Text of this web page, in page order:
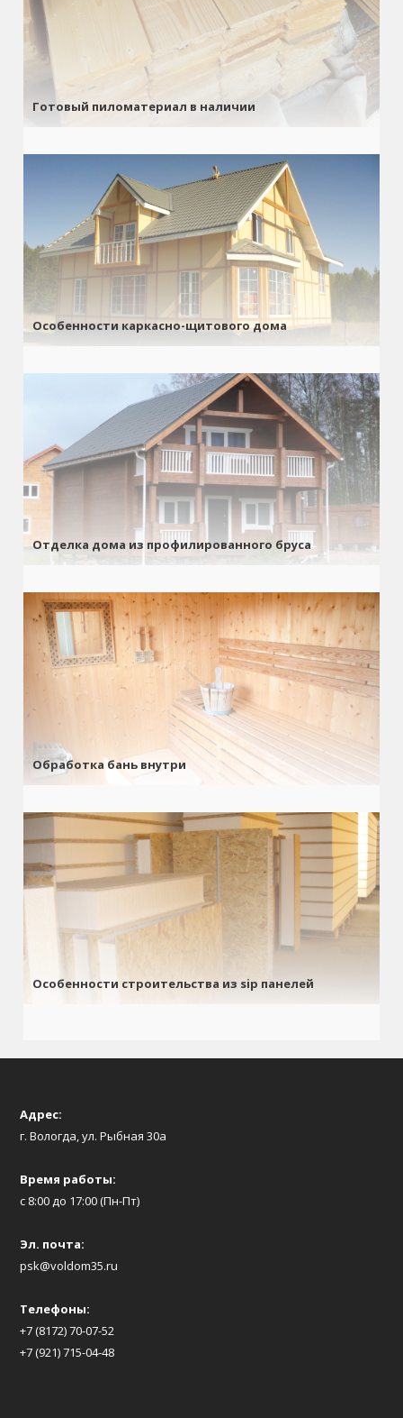
Готовый пиломатериал в наличии
Особенности каркасно-щитового дома
Отделка дома из профилированного бруса
Обработка бань внутри
Особенности строительства из sip панелей
Адрес:
г. Вологда, ул. Рыбная 30а
Время работы:
с 8:00 до 17:00 (Пн-Пт)
Эл. почта:
psk@voldom35.ru
Телефоны:
+7 (8172) 70-07-52
+7 (921) 715-04-48